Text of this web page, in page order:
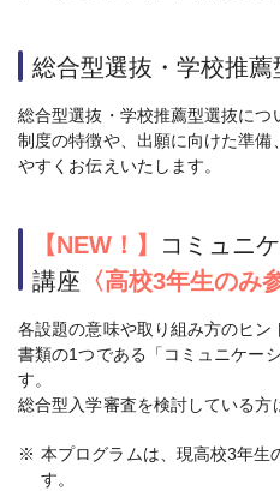
総合型選抜・学校推薦
総合型選抜・学校推薦型選抜につ
制度の特徴や、出願に向けた準備
やすくお伝えいたします。
【NEW！】
コミュニ
講座 〈高校3年生のみ
各設題の意味や取り組み方のヒ
書類の1つである「コミュニケー
す。
総合型入学審査を検討している方
※ 本プログラムは、現高校3年生
す。